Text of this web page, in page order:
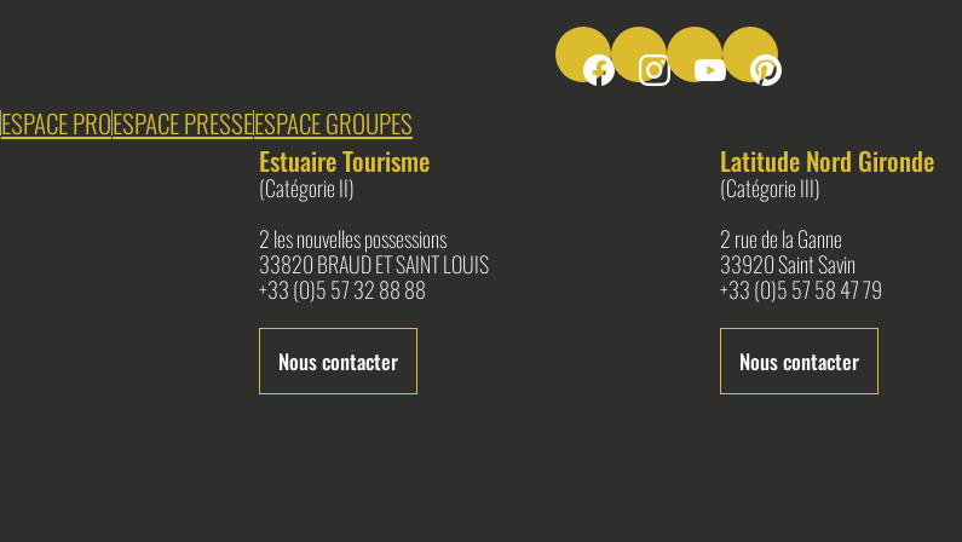
Suivez-nous sur Facebook
Suivez-nous sur Instagram
Suivez-nous sur Youtube
Suivez-nous sur
ESPACE PROESPACE PRESSEESPACE GROUPES
Estuaire Tourisme
(Catégorie II)
2 les nouvelles possessions
33820 BRAUD ET SAINT LOUIS
+33 (0)5 57 32 88 88
Nous contacter
Latitude Nord Gironde
(Catégorie III)
2 rue de la Ganne
33920 Saint Savin
+33 (0)5 57 58 47 79
Nous contacter